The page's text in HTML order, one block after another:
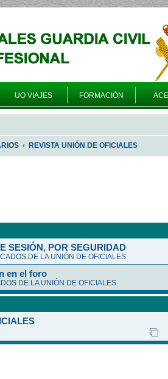
UO VIAJES FORMACIÓN
REVISTA UNIÓN DE OFICIALES
SESIÓN, POR SEGURIDAD
DE LA UNIÓN DE OFICIALES
en el foro
DE LA UNIÓN DE OFICIALES